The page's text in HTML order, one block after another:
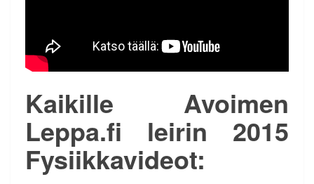
Kaikille Avoimen
Leppa.fi leirin 2015
Fysiikkavideot: